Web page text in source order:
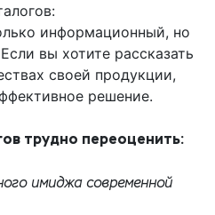
информационный, но
вы хотите рассказать
своей продукции,
решение.
трудно переоценить:
имиджа современной